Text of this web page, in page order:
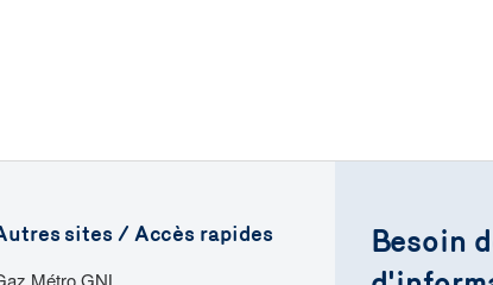
sites / Accès rapides
Métro GNL
Besoin